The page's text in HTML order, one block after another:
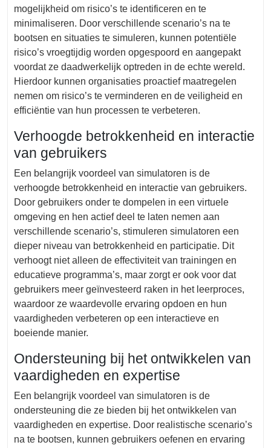
mogelijkheid om risico’s te identificeren en te
minimaliseren. Door verschillende scenario’s na te
bootsen en situaties te simuleren, kunnen potentiële
risico’s vroegtijdig worden opgespoord en aangepakt
voordat ze daadwerkelijk optreden in de echte wereld.
Hierdoor kunnen organisaties proactief maatregelen
nemen om risico’s te verminderen en de veiligheid en
efficiëntie van hun processen te verbeteren.
Verhoogde betrokkenheid en interactie
van gebruikers
Een belangrijk voordeel van simulatoren is de
verhoogde betrokkenheid en interactie van gebruikers.
Door gebruikers onder te dompelen in een virtuele
omgeving en hen actief deel te laten nemen aan
verschillende scenario’s, stimuleren simulatoren een
dieper niveau van betrokkenheid en participatie. Dit
verhoogt niet alleen de effectiviteit van trainingen en
educatieve programma’s, maar zorgt er ook voor dat
gebruikers meer geïnvesteerd raken in het leerproces,
waardoor ze waardevolle ervaring opdoen en hun
vaardigheden verbeteren op een interactieve en
boeiende manier.
Ondersteuning bij het ontwikkelen van
vaardigheden en expertise
Een belangrijk voordeel van simulatoren is de
ondersteuning die ze bieden bij het ontwikkelen van
vaardigheden en expertise. Door realistische scenario’s
na te bootsen, kunnen gebruikers oefenen en ervaring